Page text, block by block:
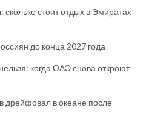
стоит отдых в Эмиратах
до конца 2027 года
когда ОАЭ снова откроют
дрейфовал в океане после